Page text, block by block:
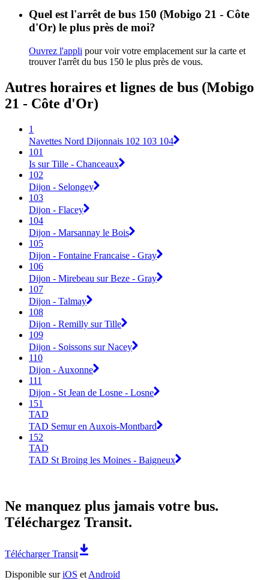
Quel est l'arrêt de bus 150 (Mobigo 21 - Côte
d'Or) le plus près de moi?
Ouvrez l'appli pour voir votre emplacement sur la carte et
trouver l'arrêt du bus 150 le plus près de vous.
Autres horaires et lignes de bus (Mobigo
21 - Côte d'Or)
1
Navettes Nord Dijonnais 102 103 104
101
Is sur Tille - Chanceaux
102
Dijon - Selongey
103
Dijon - Flacey
104
Dijon - Marsannay le Bois
105
Dijon - Fontaine Francaise - Gray
106
Dijon - Mirebeau sur Beze - Gray
107
Dijon - Talmay
108
Dijon - Remilly sur Tille
109
Dijon - Soissons sur Nacey
110
Dijon - Auxonne
111
Dijon - St Jean de Losne - Losne
151
TAD
TAD Semur en Auxois-Montbard
152
TAD
TAD St Broing les Moines - Baigneux
Ne manquez plus jamais votre bus.
Téléchargez Transit.
Télécharger Transit
Disponible suriOS et Android